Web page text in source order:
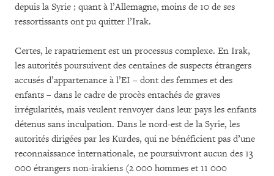
depuis la Syrie ; quant à l’Allemagne, moins de 10 de ses
ressortissants ont pu quitter l’Irak.
Certes, le rapatriement est un processus complexe. En Irak,
les autorités poursuivent des centaines de suspects étrangers
accusés d’appartenance à l’EI – dont des femmes et des
enfants – dans le cadre de procès entachés de graves
irrégularités, mais veulent renvoyer dans leur pays les enfants
détenus sans inculpation. Dans le nord-est de la Syrie, les
autorités dirigées par les Kurdes, qui ne bénéficient pas d’une
reconnaissance internationale, ne poursuivront aucun des 13
000 étrangers non-irakiens (2 000 hommes et 11 000